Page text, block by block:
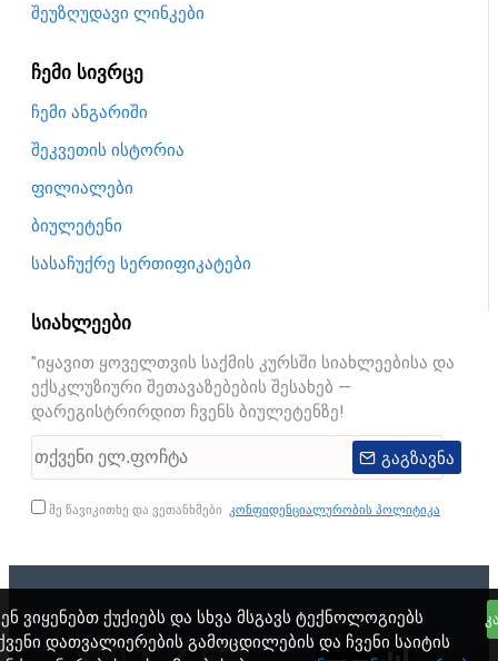
შეუზღუდავი ლინკები
ჩემი სივრცე
ჩემი ანგარიში
შეკვეთის ისტორია
ფილიალები
ბიულეტენი
სასაჩუქრე სერთიფიკატები
სიახლეები
"იყავით ყოველთვის საქმის კურსში სიახლეებისა და
ექსკლუზიური შეთავაზებების შესახებ —
დარეგისტრირდით ჩვენს ბიულეტენზე!
გაგზავნა
მე წავიკითხე და ვეთანხმები კონფიდენციალურობის პოლიტიკა
ვიყენებთ ქუქიებს და სხვა მსგავს ტექნოლოგიებს
დათვალიერების გამოცდილების და ჩვენი საიტის